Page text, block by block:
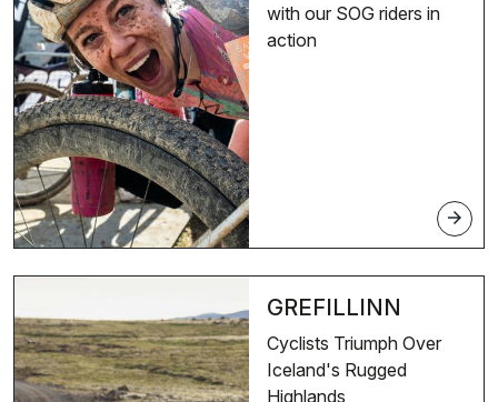
with our SOG riders in
action
arrow_forward
GREFILLINN
Cyclists Triumph Over
Iceland's Rugged
Highlands